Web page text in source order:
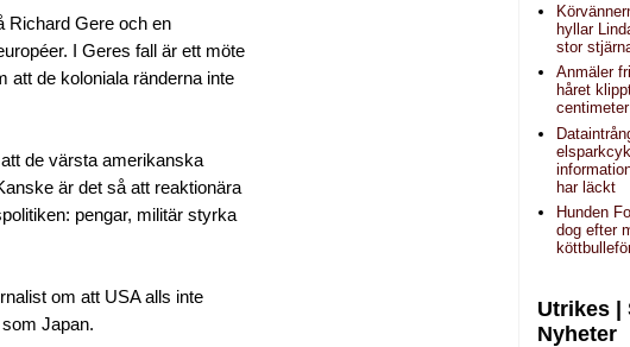
Richard Gere och en
I Geres fall är ett möte
att de koloniala ränderna inte
de värsta amerikanska
är det så att reaktionära
pengar, militär styrka
om att USA alls inte
Japan.
hyllar
stor
Anmäler
håret
centimeter
har läckt
Hunden
dog efter
Utrikes |
Nyheter